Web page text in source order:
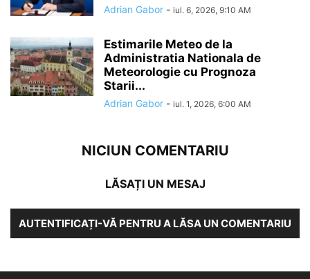
Adrian Gabor - iul. 6, 2026, 9:10 AM
Estimarile Meteo de la
Administratia Nationala de
Meteorologie cu Prognoza
Starii...
Adrian Gabor - iul. 1, 2026, 6:00 AM
NICIUN COMENTARIU
LĂSAȚI UN MESAJ
AUTENTIFICAȚI-VĂ PENTRU A LĂSA UN COMENTARIU